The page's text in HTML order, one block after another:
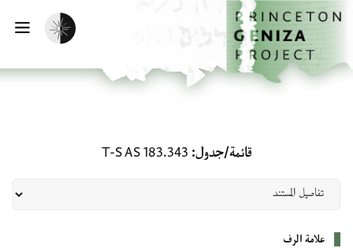
إلى المحتوى الرئيسي
الرئيسية
تفعيل الوضع المظلم
قائمة/جدول T-S AS 183.343
علامة الرف